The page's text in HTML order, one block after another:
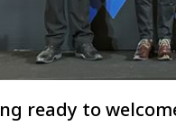
ready to